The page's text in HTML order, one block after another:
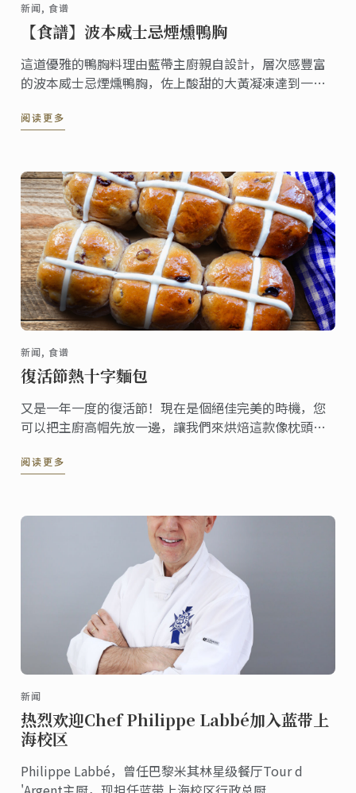
新闻, 食谱
【食譜】波本威士忌煙燻鴨胸
這道優雅的鴨胸料理由藍帶主廚親自設計，層次感豐富
的波本威士忌煙燻鴨胸，佐上酸甜的大黃凝凍達到一種
脆口感。
阅读更多
新闻, 食谱
復活節熱十字麵包
又是一年一度的復活節！現在是個絕佳完美的時機，您
可以把主廚高帽先放一邊，讓我們來烘焙這款像枕頭般
阅读更多
新闻
热烈欢迎Chef Philippe Labbé加入蓝带上
海校区
Philippe Labbé，曾任巴黎米其林星级餐厅Tour d